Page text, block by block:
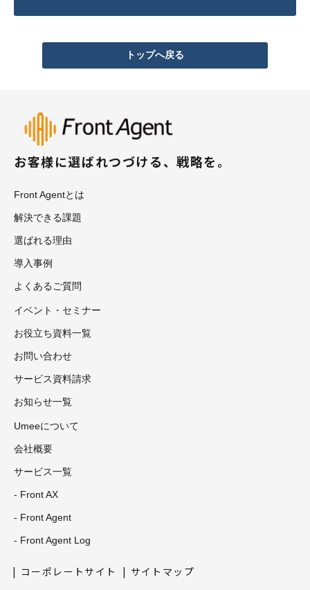
トップへ戻る
お客様に選ばれつづける、戦略を。
Front Agentとは
解決できる課題
選ばれる理由
導入事例
よくあるご質問
イベント・セミナー
お役立ち資料一覧
お問い合わせ
サービス資料請求
お知らせ一覧
Umeeについて
会社概要
サービス一覧
- Front AX
- Front Agent
- Front Agent Log
コーポレートサイト
サイトマップ